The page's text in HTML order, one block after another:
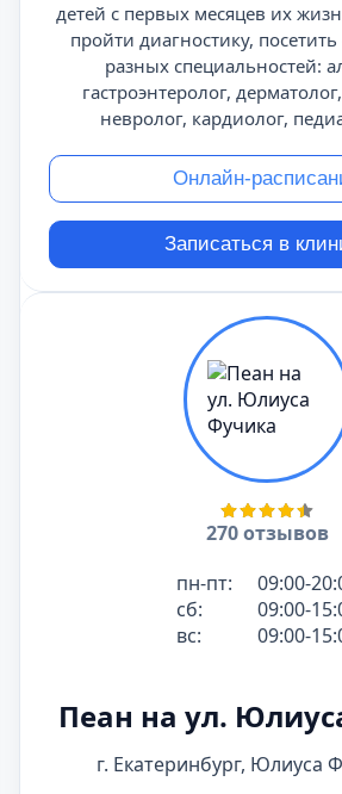
детей с первых месяцев их
пройти диагностику,
разных специальностей:
гастроэнтеролог,
невролог, кардиолог,
Онлайн-
Записаться в
270 отзывов
пн-пт:
09:00-
сб:
09:00-
вс:
09:00-
Пеан на ул.
г. Екатеринбург, Юлиуса